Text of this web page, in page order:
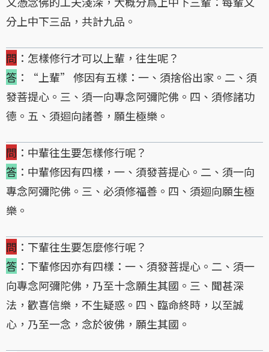
分上中下三品，共計九品。
問 ：怎樣修行才可以上輩，往生呢？
答 ：“上輩” 修因有五樣：一、須捨俗出家。二、須
發菩提心。三、須一向專念阿彌陀佛。四、須修諸功
德。五、須迴向諸善，願生極樂。
問 ：中輩往生要怎樣修行呢？
答 ：中輩修因有四樣，一、須發菩提心。二、須一向
專念阿彌陀佛。三、必須修福善。四、須迴向願生極
樂。
問 ：下輩往生要怎麼修行呢？
答 ：下輩修因亦有四樣：一、須發菩提心。二、須一
向專念阿彌陀佛，乃至十念願生其國。三、聞甚深
法，歡喜信樂，不生疑惑。四、臨命終時，以至誠
心，乃至一念，念於彼佛，願生其國。